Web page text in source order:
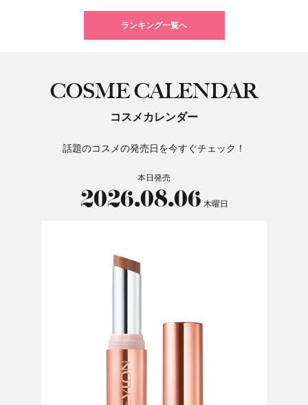
ランキング一覧へ
COSME CALENDAR
コスメカレンダー
話題のコスメの発売日を今すぐチェック！
本日発売
2026.08.06 木曜日